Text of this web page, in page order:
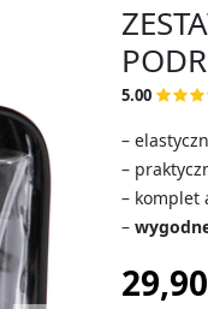
5.00
–
–
– komplet
–